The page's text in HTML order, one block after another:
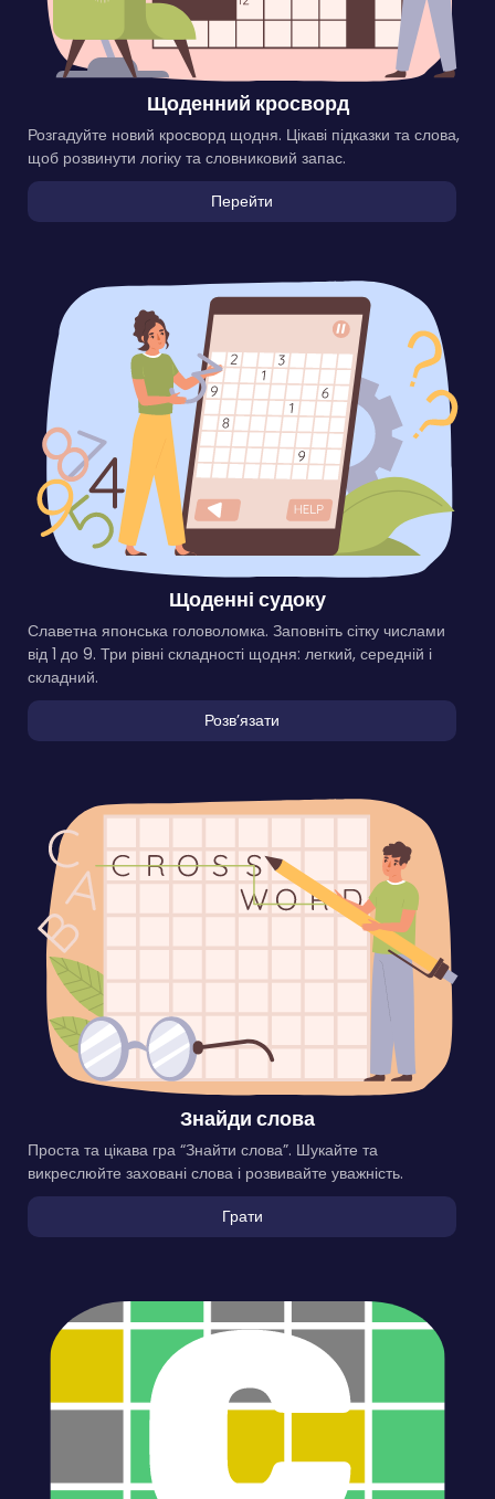
Щоденний кросворд
Розгадуйте новий кросворд щодня. Цікаві підказки та слова,
щоб розвинути логіку та словниковий запас.
Перейти
Щоденні судоку
Славетна японська головоломка. Заповніть сітку числами
від 1 до 9. Три рівні складності щодня: легкий, середній і
складний.
Розвʼязати
Знайди слова
Проста та цікава гра “Знайти слова”. Шукайте та
викреслюйте заховані слова і розвивайте уважність.
Грати